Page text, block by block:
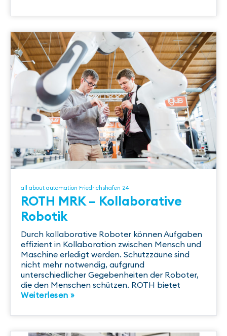
all about automation Friedrichshafen 24
ROTH MRK – Kollaborative
Robotik
Durch kollaborative Roboter können Aufgaben
effizient in Kollaboration zwischen Mensch und
Maschine erledigt werden. Schutzzäune sind
nicht mehr notwendig, aufgrund
unterschiedlicher Gegebenheiten der Roboter,
die den Menschen schützen. ROTH bietet
Weiterlesen »